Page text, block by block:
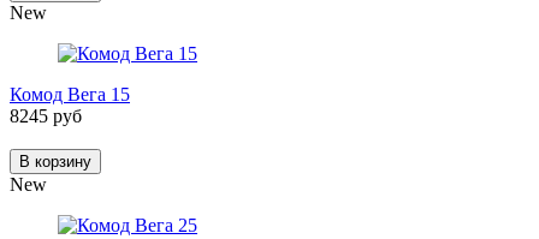
New
Комод Вега 15
8245 руб
В корзину
New